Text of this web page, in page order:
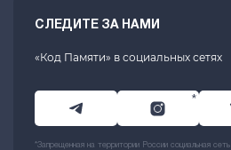
СЛЕДИТЕ ЗА НАМИ
«Код Памяти» в социальных сетях
*
*Запрещенная на территории России социальная сеть